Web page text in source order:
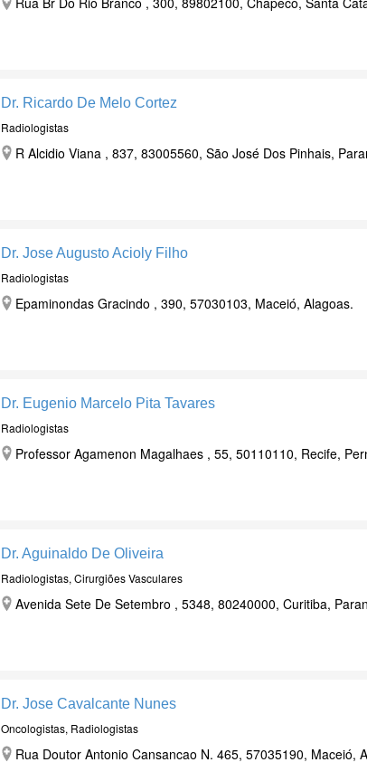
Dr. Ricardo De Melo Cortez
Radiologistas
R Alcidio Viana , 837, 83005560, São José Dos Pinhais,
Dr. Jose Augusto Acioly Filho
Radiologistas
Epaminondas Gracindo , 390, 57030103, Maceió, Alagoas.
Dr. Eugenio Marcelo Pita Tavares
Radiologistas
Professor Agamenon Magalhaes , 55, 50110110, Recife,
Dr. Aguinaldo De Oliveira
Radiologistas, Cirurgiões Vasculares
Avenida Sete De Setembro , 5348, 80240000, Curitiba,
Dr. Jose Cavalcante Nunes
Oncologistas, Radiologistas
Rua Doutor Antonio Cansancao N. 465, 57035190, Maceió,